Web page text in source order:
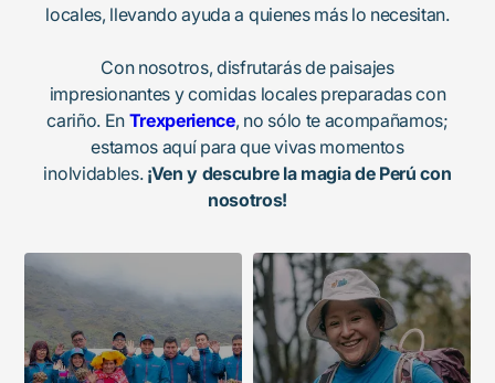
locales, llevando ayuda a quienes más lo necesitan.
Con nosotros, disfrutarás de paisajes
impresionantes y comidas locales preparadas con
cariño. En Trexperience, no sólo te acompañamos;
estamos aquí para que vivas momentos
inolvidables. ¡Ven y descubre la magia de Perú con
nosotros!